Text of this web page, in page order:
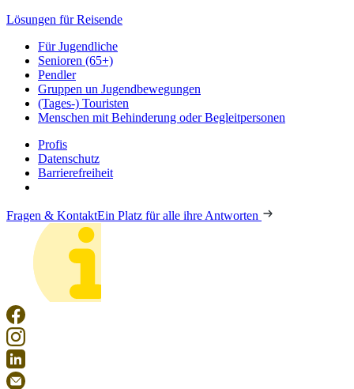
Lösungen für Reisende
Für Jugendliche
Senioren (65+)
Pendler
Gruppen un Jugendbewegungen
(Tages-) Touristen
Menschen mit Behinderung oder Begleitpersonen
Profis
Datenschutz
Barrierefreiheit
Fragen & KontaktEin Platz für alle ihre Antworten